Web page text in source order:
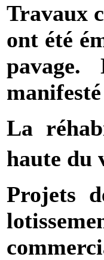
Travaux
ont été
pavage.
La
haute du
Projets